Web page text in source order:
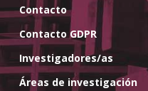
Contacto
Contacto GDPR
Investigadores/as
Áreas de investigación